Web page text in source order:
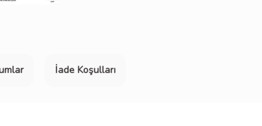
İade Koşulları